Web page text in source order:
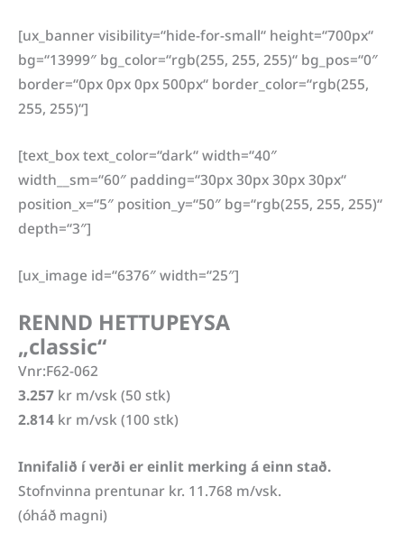
[ux_banner visibility=“hide-for-small“ height=“700px“
bg=“13999″ bg_color=“rgb(255, 255, 255)“ bg_pos=“0″
border=“0px 0px 0px 500px“ border_color=“rgb(255,
255, 255)“]
[text_box text_color=“dark“ width=“40″
width__sm=“60″ padding=“30px 30px 30px 30px“
position_x=“5″ position_y=“50″ bg=“rgb(255, 255, 255)“
depth=“3″]
[ux_image id=“6376″ width=“25″]
RENND HETTUPEYSA
„classic“
Vnr:F62-062
3.257 kr m/vsk (50 stk)
2.814 kr m/vsk (100 stk)
Innifalið í verði er einlit merking á einn stað.
Stofnvinna prentunar kr. 11.768 m/vsk.
(óháð magni)